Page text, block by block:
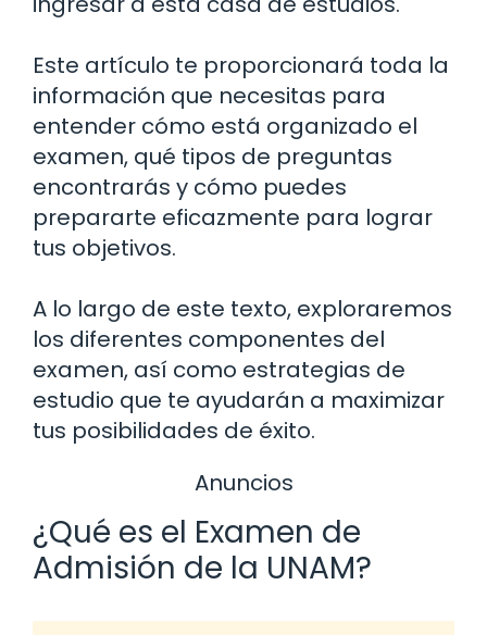
Este artículo te proporcionará toda la
información que necesitas para
entender cómo está organizado el
examen, qué tipos de preguntas
encontrarás y cómo puedes
prepararte eficazmente para lograr
tus objetivos.
A lo largo de este texto, exploraremos
los diferentes componentes del
examen, así como estrategias de
estudio que te ayudarán a maximizar
tus posibilidades de éxito.
Anuncios
¿Qué es el Examen de
Admisión de la UNAM?